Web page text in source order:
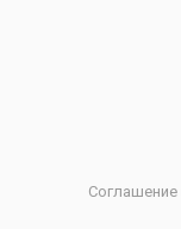
Соглашение